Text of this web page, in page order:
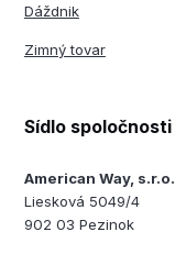
Dáždnik
Zimný tovar
Sídlo spoločnosti
American Way, s.r.o.
Liesková 5049/4
902 03 Pezinok